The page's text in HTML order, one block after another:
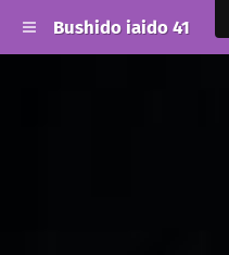
Bushido iaido 41